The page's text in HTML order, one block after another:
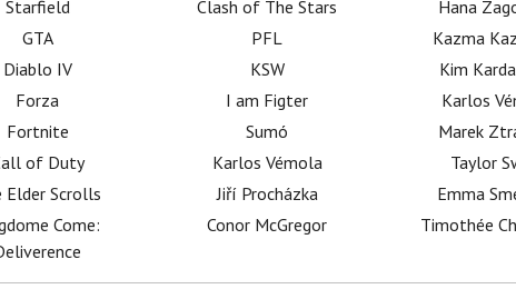
Starfield
GTA
Diablo IV
Forza
Fortnite
of Duty
Elder Scrolls
Come:
Clash of The Stars
PFL
KSW
I am Figter
Sumó
Karlos Vémola
Jiří Procházka
Conor McGregor
Hana
Kazma
Kim
Karlos
Marek
Taylor
Emma
Timothée